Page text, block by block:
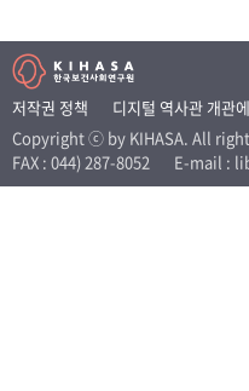
저작권 정책 디지털 역사관 개관
Copyright ⓒ by KIHASA. All
FAX : 044) 287-8052
E-mail :